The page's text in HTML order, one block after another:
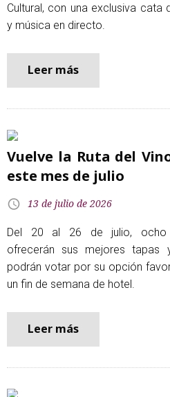
Cultural, con una exclusiva cata
y música en directo.
Leer más
Vuelve la Ruta del
este mes de julio
13 de julio de 2026
Del 20 al 26 de julio, ocho
ofrecerán sus mejores tapas
podrán votar por su opción
un fin de semana de hotel.
Leer más